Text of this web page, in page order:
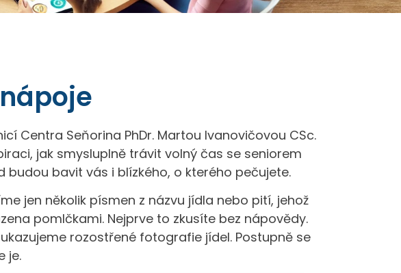
Centra Seňorina PhDr. Martou Ivanovičovou CSc.
jak smysluplně trávit volný čas se seniorem
bavit vás i blízkého, o kterého pečujete.
jen několik písmen z názvu jídla nebo pití, jehož
pomlčkami. Nejprve to zkusíte bez nápovědy.
rozostřené fotografie jídel. Postupně se
je.